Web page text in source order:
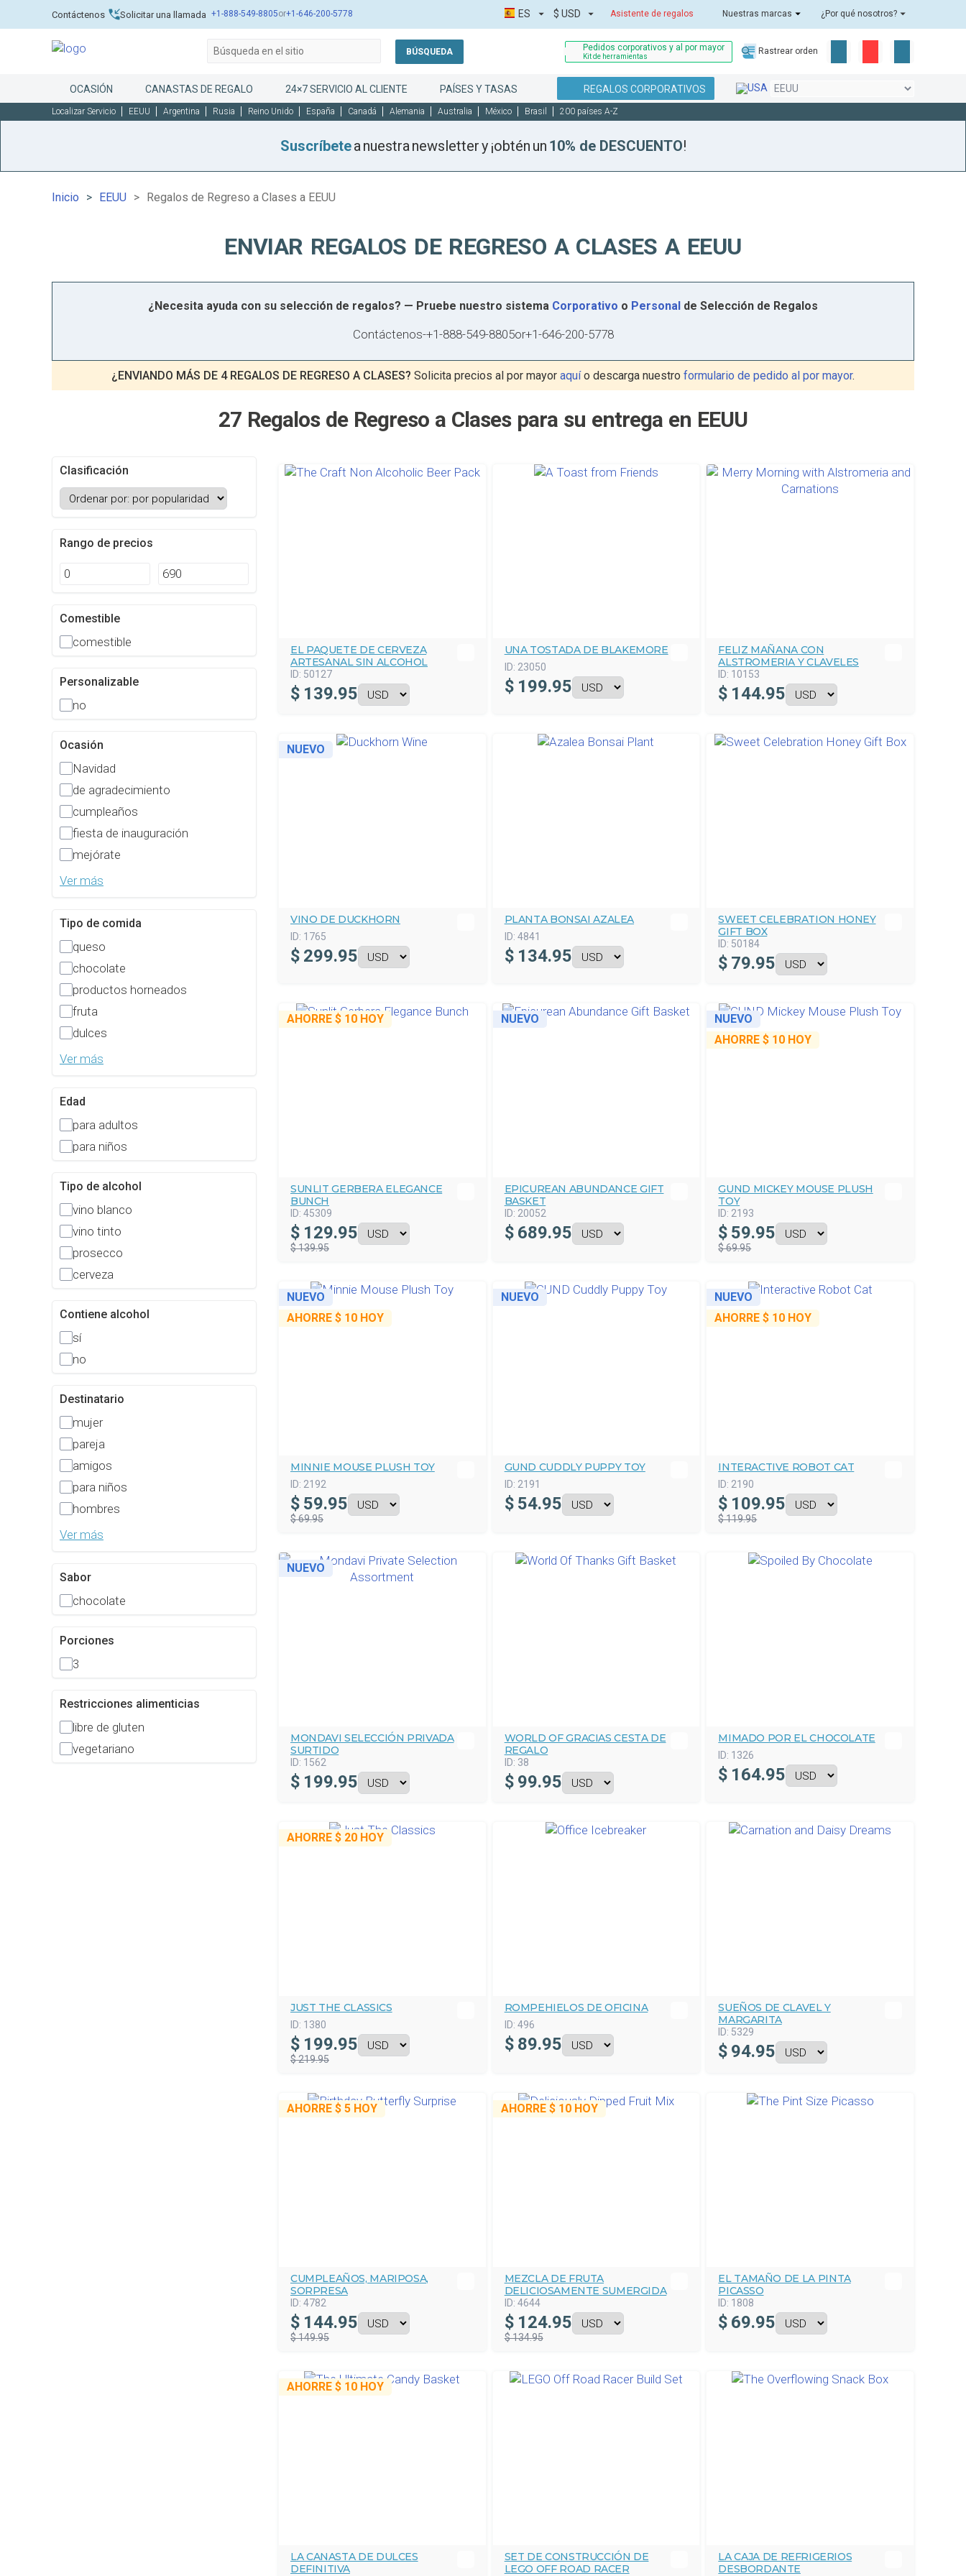
Contáctenos Solicitar una llamada +1-888-549-8805or+1-646-200-5778 Asistente de regalos Nuestras marcas ¿Por qué nosotros?
ES $ USD
BÚSQUEDA Pedidos corporativos y al por mayor
Kit de herramientas
Rastrear orden
OCASIÓN CANASTAS DE REGALO 24×7 SERVICIO AL CLIENTE PAÍSES Y TASAS REGALOS CORPORATIVOS
Localizar Servicio EEUU Argentina Rusia Reino Unido España Canadá Alemania Australia México Brasil 200 países A-Z
Suscríbetea nuestra newsletter y ¡obtén un 10% de DESCUENTO!
Inicio EEUU Regalos de Regreso a Clases a EEUU
ENVIAR REGALOS DE REGRESO A CLASES A EEUU
¿Necesita ayuda con su selección de regalos? — Pruebe nuestro sistema Corporativo o Personal de Selección de Regalos
Contáctenos-+1-888-549-8805or+1-646-200-5778
¿ENVIANDO MÁS DE 4 REGALOS DE REGRESO A CLASES? Solicita precios al por mayor aquío descarga nuestro formulario de pedido al por mayor.
27 Regalos de Regreso a Clases para su entrega en EEUU
Clasificación
Rango de precios
Comestible
comestible
Personalizable
no
Ocasión
Navidad
de agradecimiento
cumpleaños
fiesta de inauguración
mejórate
Ver más
Tipo de comida
queso
chocolate
productos horneados
fruta
dulces
Ver más
Edad
para adultos
para niños
Tipo de alcohol
vino blanco
vino tinto
prosecco
cerveza
Contiene alcohol
sí
no
Destinatario
mujer
pareja
amigos
para niños
hombres
Ver más
Sabor
chocolate
Porciones
3
Restricciones alimenticias
libre de gluten
vegetariano
EL PAQUETE DE CERVEZA
ARTESANAL SIN ALCOHOL
ID: 50127
$ 139.95
UNA TOSTADA DE BLAKEMORE
ID: 23050
$ 199.95
FELIZ MAÑANA CON
ALSTROMERIA Y CLAVELES
ID: 10153
$ 144.95
NUEVO
VINO DE DUCKHORN
ID: 1765
$ 299.95
PLANTA BONSAI AZALEA
ID: 4841
$ 134.95
SWEET CELEBRATION HONEY
GIFT BOX
ID: 50184
$ 79.95
AHORRE $ 10 HOY
SUNLIT GERBERA ELEGANCE
BUNCH
ID: 45309
$ 129.95
$ 139.95
NUEVO
EPICUREAN ABUNDANCE GIFT
BASKET
ID: 20052
$ 689.95
NUEVO
AHORRE$ 10 HOY
GUND MICKEY MOUSE PLUSH
TOY
ID: 2193
$ 59.95
$ 69.95
NUEVO
AHORRE $ 10 HOY
MINNIE MOUSE PLUSH TOY
ID: 2192
$ 59.95
$ 69.95
NUEVO
GUND CUDDLY PUPPY TOY
ID: 2191
$ 54.95
NUEVO
AHORRE$ 10 HOY
INTERACTIVE ROBOT CAT
ID: 2190
$ 109.95
$ 119.95
NUEVO
MONDAVI SELECCIÓN PRIVADA
SURTIDO
ID: 1562
$ 199.95
WORLD OF GRACIAS CESTA DE
REGALO
ID: 38
$ 99.95
MIMADO POR EL CHOCOLATE
ID: 1326
$ 164.95
AHORRE $ 20 HOY
JUST THE CLASSICS
ID: 1380
$ 199.95
$ 219.95
ROMPEHIELOS DE OFICINA
ID: 496
$ 89.95
SUEÑOS DE CLAVEL Y
MARGARITA
ID: 5329
$ 94.95
AHORRE $ 5 HOY
CUMPLEAÑOS, MARIPOSA,
SORPRESA
ID: 4782
$ 144.95
$ 149.95
AHORRE $ 10HOY
MEZCLA DE FRUTA
DELICIOSAMENTE SUMERGIDA
ID: 4644
$ 124.95
$ 134.95
EL TAMAÑO DE LA PINTA
PICASSO
ID: 1808
$ 69.95
AHORRE $ 10 HOY
LA CANASTA DE DULCES
DEFINITIVA
SET DE CONSTRUCCIÓN DE
LEGO OFF ROAD RACER
LA CAJA DE REFRIGERIOS
DESBORDANTE